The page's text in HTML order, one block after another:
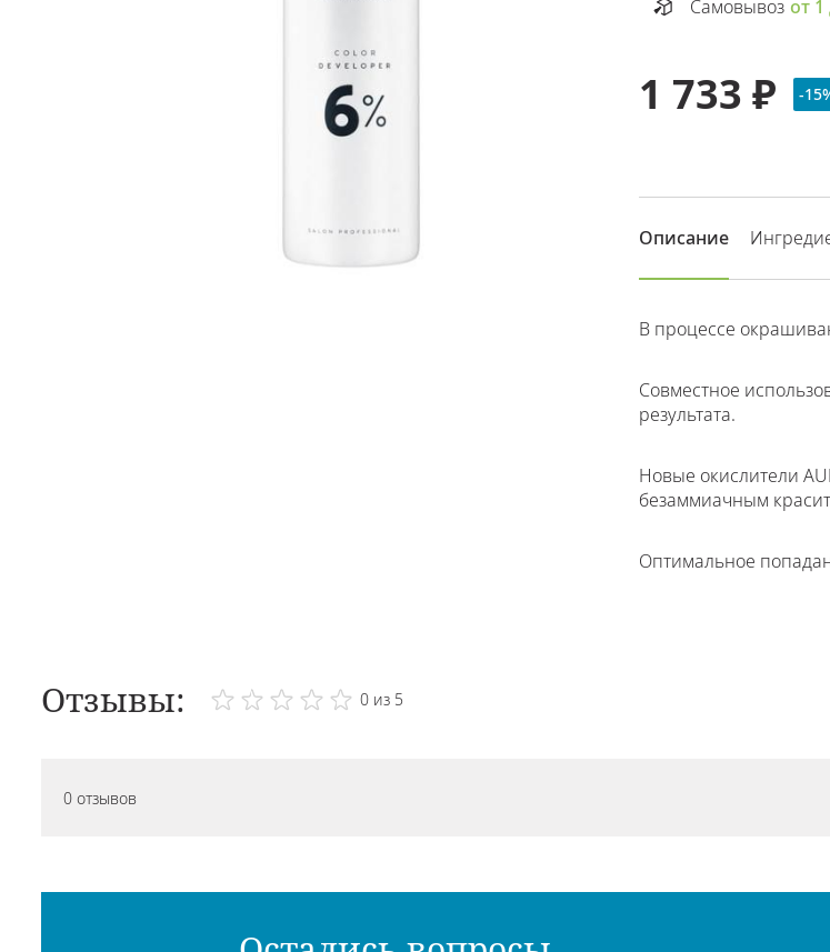
Самовывоз от 1
1 733 ₽ -
Описание
В процессе
Совместное
результата.
Новые окислители
безаммиачным
Оптимальное
Отзывы: 0 из 5
0 отзывов